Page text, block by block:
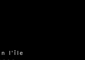
l'île